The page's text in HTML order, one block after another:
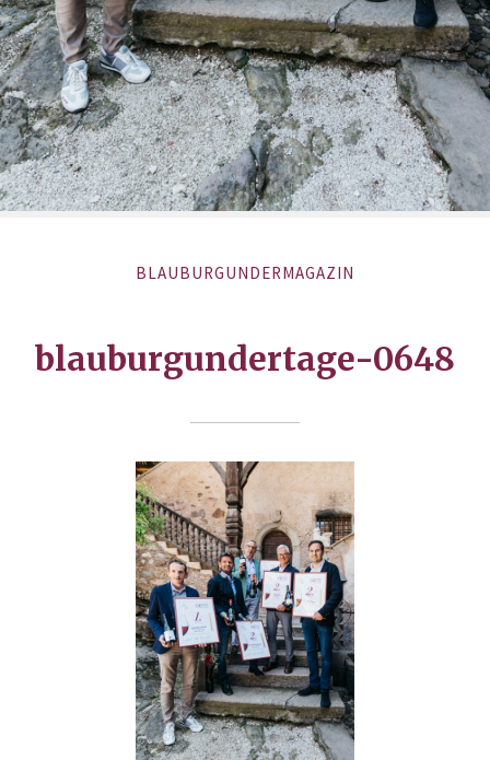
BLAUBURGUNDERMAGAZIN
blauburgundertage-0648